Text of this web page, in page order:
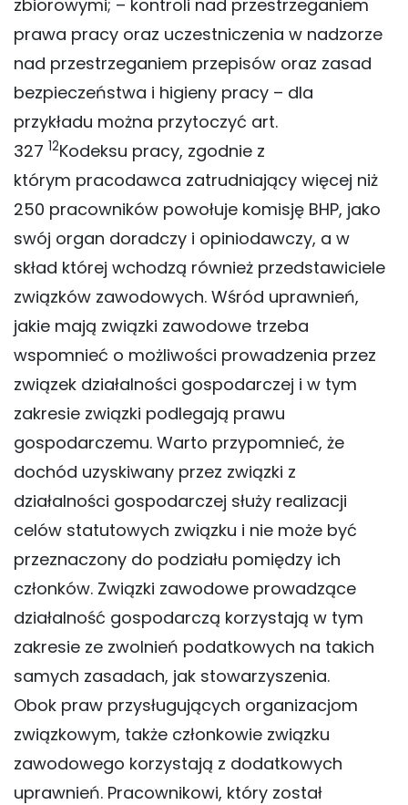
zbiorowymi; – kontroli nad przestrzeganiem
prawa pracy oraz uczestniczenia w nadzorze
nad przestrzeganiem przepisów oraz zasad
bezpieczeństwa i higieny pracy – dla
przykładu można przytoczyć art.
327 12Kodeksu pracy, zgodnie z
którym pracodawca zatrudniający więcej niż
250 pracowników powołuje komisję BHP, jako
swój organ doradczy i opiniodawczy, a w
skład której wchodzą również przedstawiciele
związków zawodowych. Wśród uprawnień,
jakie mają związki zawodowe trzeba
wspomnieć o możliwości prowadzenia przez
związek działalności gospodarczej i w tym
zakresie związki podlegają prawu
gospodarczemu. Warto przypomnieć, że
dochód uzyskiwany przez związki z
działalności gospodarczej służy realizacji
celów statutowych związku i nie może być
przeznaczony do podziału pomiędzy ich
członków. Związki zawodowe prowadzące
działalność gospodarczą korzystają w tym
zakresie ze zwolnień podatkowych na takich
samych zasadach, jak stowarzyszenia.
Obok praw przysługujących organizacjom
związkowym, także członkowie związku
zawodowego korzystają z dodatkowych
uprawnień. Pracownikowi, który został